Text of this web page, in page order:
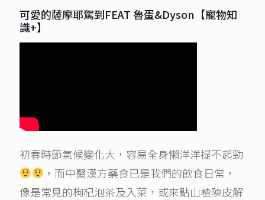
可愛的薩摩耶駕到FEAT 魯蛋&Dyson【寵物知
識+】
初春時節氣候變化大，容易全身懶洋洋提不起勁
，而中醫漢方藥食已是我們的飲食日常，
像是常見的枸杞泡茶及入菜，或來點山楂陳皮解